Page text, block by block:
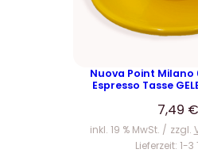
Nuova Point
Espresso Tasse
7,49 €
inkl. 19 % MwSt. zzgl.
Lieferzeit: 1-3